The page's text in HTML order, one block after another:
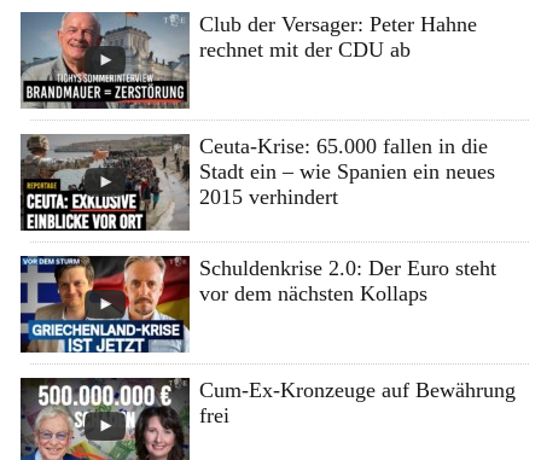
Club der Versager: Peter Hahne
rechnet mit der CDU ab
Ceuta-Krise: 65.000 fallen in die
Stadt ein – wie Spanien ein neues
2015 verhindert
Schuldenkrise 2.0: Der Euro steht
vor dem nächsten Kollaps
Cum-Ex-Kronzeuge auf Bewährung
frei